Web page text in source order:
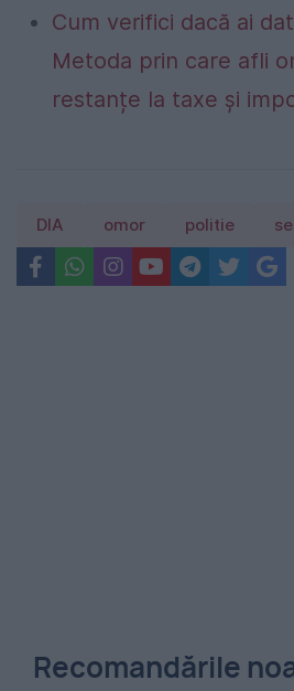
Cum verifici dacă ai
Metoda prin care afli
restanțe la taxe și
DIA omor politie
Recomandările